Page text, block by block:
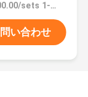
価格：$3,800.00/sets 1-2 sets
い合わせ